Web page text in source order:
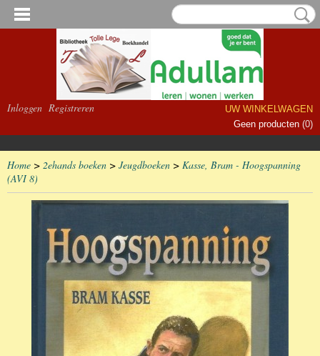
Inloggen Registreren
UW WINKELWAGEN
Geen producten (0)
Home > 2ehands boeken > Jeugdboeken > Kasse, Bram - Hoogspanning
(AVI 8)